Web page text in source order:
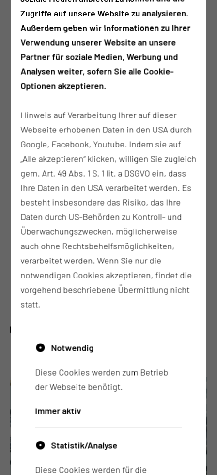
Akute und chronische Folgen von Traumata
Erkrankungen der nasalen Tränenwege und
der Augenhöhle
gemeinsame Durchführung der OP im Rahmen
Interdisziplinären Schädelbasiszentrum →
Erkrankungen der Tränenwege und der
Augenhöhle werden interdisziplinär mit der
bei Bedarf gemeinsam operiert
WO FINDE ICH WEITERE INFORMATIONEN?
Zugriffe auf unsere Website zu analysieren.
Außerdem geben wir Informationen zu Ihrer
Verwendung unserer Website an unsere
Partner für soziale Medien, Werbung und
Analysen weiter, sofern Sie alle Cookie-
Optionen akzeptieren.
Hinweis auf Verarbeitung Ihrer auf dieser
Webseite erhobenen Daten in den USA durch
Google, Facebook, Youtube. Indem sie auf
„Alle akzeptieren“ klicken, willigen Sie zugleich
gem. Art. 49 Abs. 1 S. 1 lit. a DSGVO ein, dass
Ihre Daten in den USA verarbeitet werden. Es
besteht insbesondere das Risiko, das Ihre
Daten durch US-Behörden zu Kontroll- und
Überwachungszwecken, möglicherweise
auch ohne Rechtsbehelfsmöglichkeiten,
verarbeitet werden. Wenn Sie nur die
notwendigen Cookies akzeptieren, findet die
vorgehend beschriebene Übermittlung nicht
statt.
Notwendig
Diese Cookies werden zum Betrieb
der Webseite benötigt.
Immer aktiv
Statistik/Analyse
Diese Cookies werden für die